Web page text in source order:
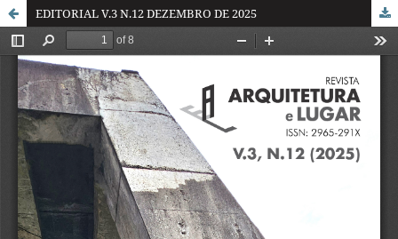
EDITORIAL V.3 N.12 DEZEMBRO DE 2025